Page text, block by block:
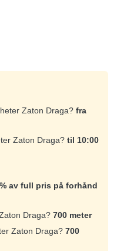
Zaton Draga? fra
Zaton Draga? til 10:00
av full pris på forhånd
Draga? 700 meter
Zaton Draga? 700